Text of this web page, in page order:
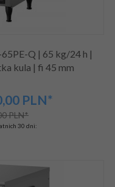
Q | 65 kg/24 h |
kula | fi 45 mm
PLN*
PLN*
30 dni: